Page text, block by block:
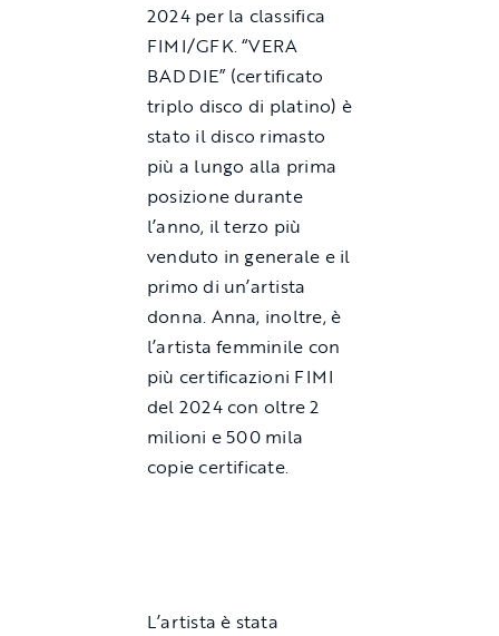
2024 per la classifica
FIMI/GFK. “VERA
BADDIE” (certificato
triplo disco di platino) è
stato il disco rimasto
più a lungo alla prima
posizione durante
l’anno, il terzo più
venduto in generale e il
primo di un’artista
donna. Anna, inoltre, è
l’artista femminile con
più certificazioni FIMI
del 2024 con oltre 2
milioni e 500 mila
copie certificate.
L’artista è stata